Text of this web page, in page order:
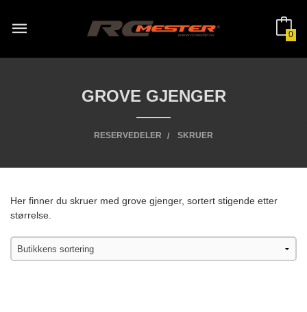
innholdet
0
GROVE GJENGER
RESERVEDELER SKRUER
Her finner du skruer med grove gjenger, sortert stigende etter
størrelse.